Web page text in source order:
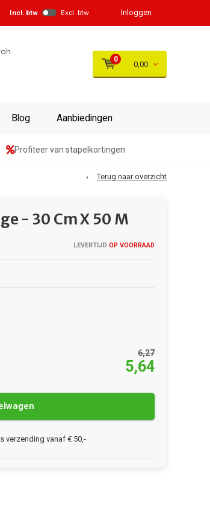
Incl. btw Excl. btw Inloggen
0
0,00
Blog Aanbiedingen
Profiteer van stapelkortingen
Terug naar overzicht
- 30 Cm X 50 M
LEVERTIJD OP VOORRAAD
6,27
5,64
verzending vanaf € 50,-